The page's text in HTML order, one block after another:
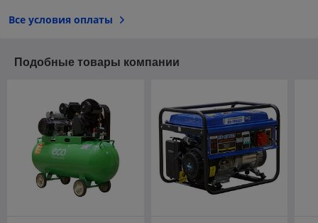
Все условия оплаты
Подобные товары компании